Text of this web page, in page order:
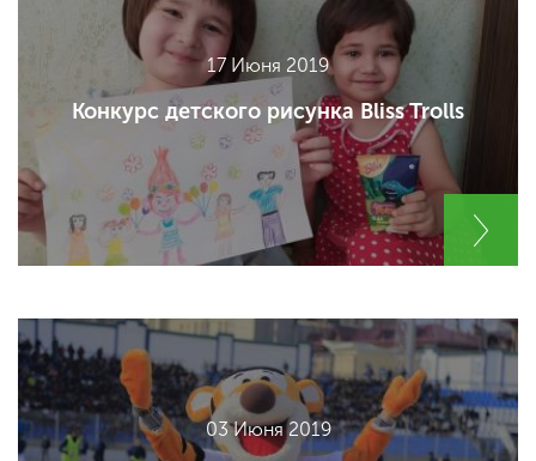
17 Июня 2019
Конкурс детского рисунка Bliss Trolls
03 Июня 2019